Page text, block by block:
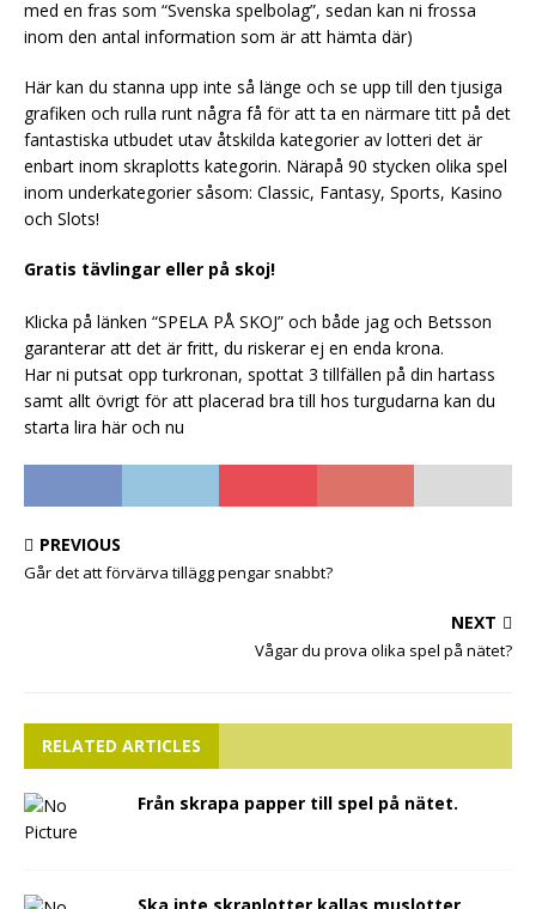
med en fras som “Svenska spelbolag”, sedan kan ni frossa
inom den antal information som är att hämta där)
Här kan du stanna upp inte så länge och se upp till den tjusiga
grafiken och rulla runt några få för att ta en närmare titt på det
fantastiska utbudet utav åtskilda kategorier av lotteri det är
enbart inom skraplotts kategorin. Närapå 90 stycken olika spel
inom underkategorier såsom: Classic, Fantasy, Sports, Kasino
och Slots!
Gratis tävlingar eller på skoj!
Klicka på länken “SPELA PÅ SKOJ” och både jag och Betsson
garanterar att det är fritt, du riskerar ej en enda krona.
Har ni putsat opp turkronan, spottat 3 tillfällen på din hartass
samt allt övrigt för att placerad bra till hos turgudarna kan du
starta lira här och nu
PREVIOUS
Går det att förvärva tillägg pengar snabbt?
NEXT
Vågar du prova olika spel på nätet?
RELATED ARTICLES
Från skrapa papper till spel på nätet.